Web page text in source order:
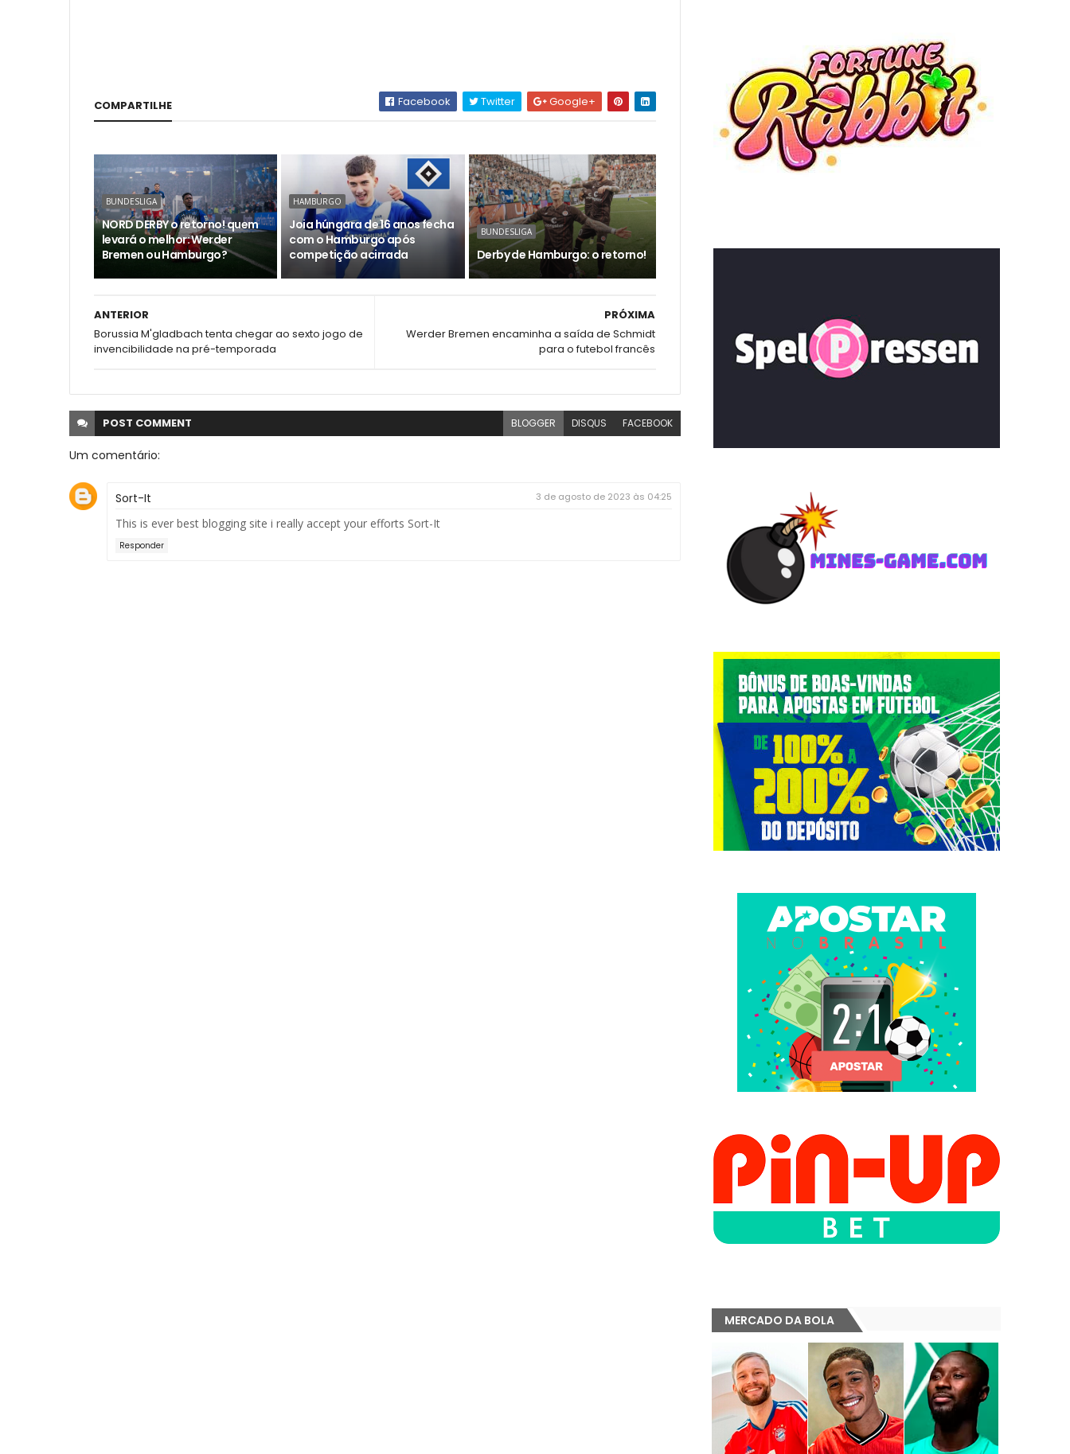
COMPARTILHE Facebook Twitter Google+
BUNDESLIGA
NORD DERBY o retorno! quem
levará o melhor: Werder
Bremen ou Hamburgo?
HAMBURGO
Joia húngara de 16 anos fecha
com o Hamburgo após
competição acirrada
BUNDESLIGA
Derby de Hamburgo: o retorno!
PRÓXIMA
Werder Bremen encaminha a saída de Schmidt
para o futebol francês
ANTERIOR
Borussia M'gladbach tenta chegar ao sexto jogo de
invencibilidade na pré-temporada
POST COMMENT BLOGGER DISQUS FACEBOOK
Um comentário:
Sort-It 3 de agosto de 2023 às 04:25
This is ever best blogging site i really accept your efforts Sort-It
Responder
MERCADO DA BOLA